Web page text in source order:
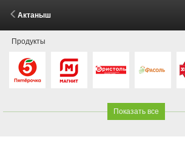
Актаныш
Продукты
Показать все